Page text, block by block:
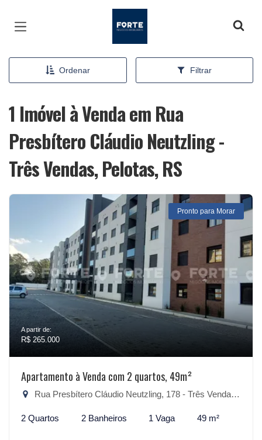
Ordenar Filtrar
1 Imóvel à Venda em Rua
Presbítero Cláudio Neutzling -
Três Vendas, Pelotas, RS
Pronto para Morar
A partir de:
R$ 265.000
Apartamento à Venda com 2 quartos, 49m²
Rua Presbítero Cláudio Neutzling, 178 - Três Vendas, Pelotas-RS
2 Quartos 2 Banheiros 1 Vaga 49 m²